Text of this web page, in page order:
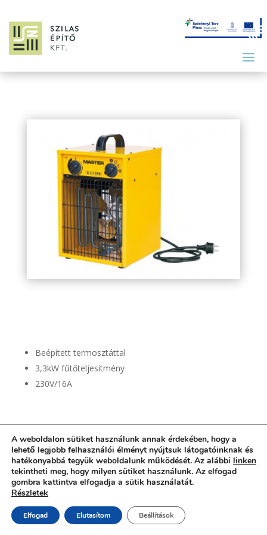
Beépített termosztáttal
3,3kW fűtőteljesítmény
230V/16A
A weboldalon sütiket használunk annak érdekében, hogy a
lehető legjobb felhasználói élményt nyújtsuk látogatóinknak és
hatékonyabbá tegyük weboldalunk működését. Az alábbi linken
tekintheti meg, hogy milyen sütiket használunk. Az elfogad
gombra kattintva elfogadja a sütik használatát.
Részletek
Elfogad Elutasítom Beállítások